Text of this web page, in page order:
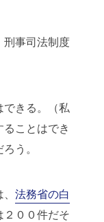
刑事司法制度
できる。（私
ことはでき
う。
法務省の白
２００件だそ